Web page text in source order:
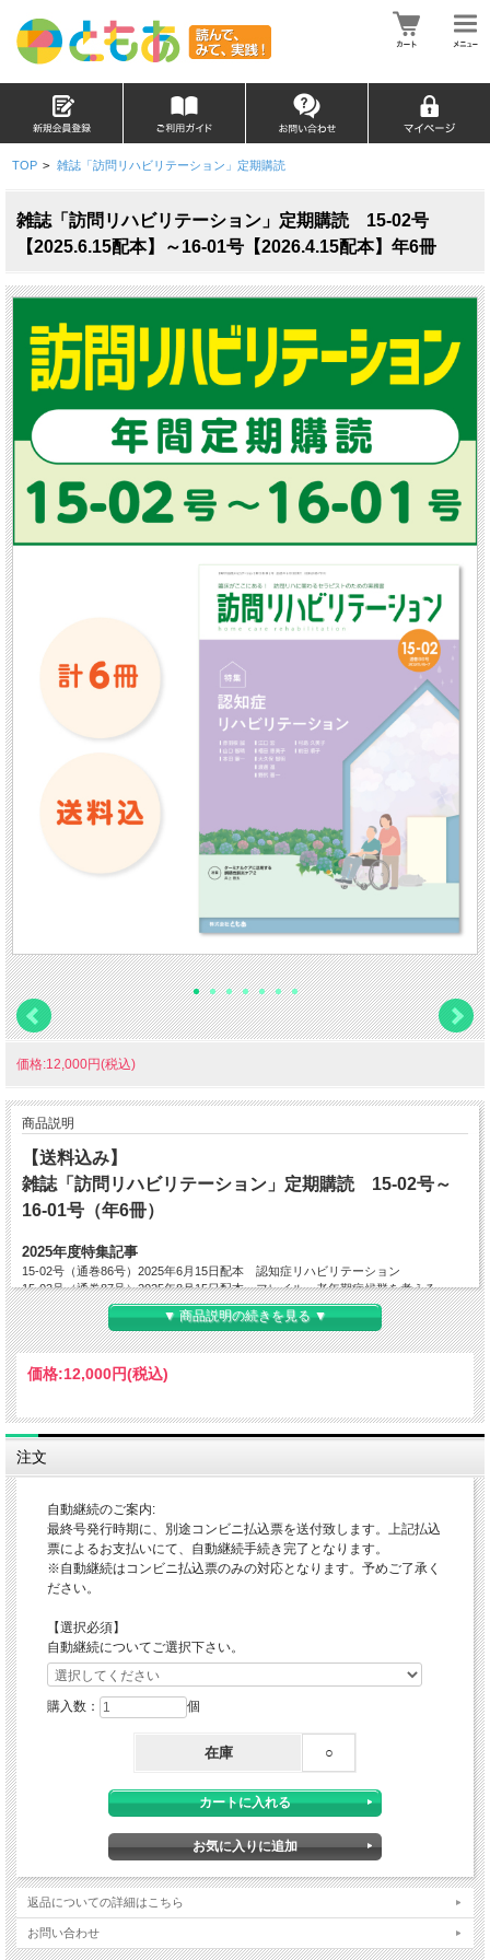
TOP > 雑誌「訪問リハビリテーション」定期購読
雑誌「訪問リハビリテーション」定期購読 15-02号
【2025.6.15配本】～16-01号【2026.4.15配本】年6冊
価格:12,000円(税込)
商品説明
【送料込み】
雑誌「訪問リハビリテーション」定期購読 15-02号～
16-01号（年6冊）
2025年度特集記事
15-02号（通巻86号）2025年6月15日配本 認知症リハビリテーション
15-03号（通巻87号）2025年8月15日配本 フレイル・老年期症候群を考える
15-04号（通巻88号）2025年10月15日配本 限界点を超える～在宅継続への工夫～
15-05号（通巻89号）2025年12月15日配本 ハラスメント対策
15-06号（通巻90号）2026年2月15日配本 がんリハ
※特集タイトルは予告なく変更の可能性がございます。予めご了承くださいませ。
▼ 商品説明の続きを見る ▼
価格:12,000円(税込)
注文
自動継続のご案内:
最終号発行時期に、別途コンビニ払込票を送付致します。上記払込
票によるお支払いにて、自動継続手続き完了となります。
※自動継続はコンビニ払込票のみの対応となります。予めご了承く
ださい。
【選択必須】
自動継続についてご選択下さい。
購入数： 個
在庫 ○
返品についての詳細はこちら
お問い合わせ